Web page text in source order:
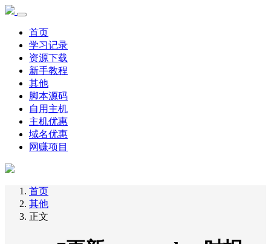
首页
学习记录
资源下载
新手教程
其他
脚本源码
自用主机
主机优惠
域名优惠
网赚项目
首页
其他
正文